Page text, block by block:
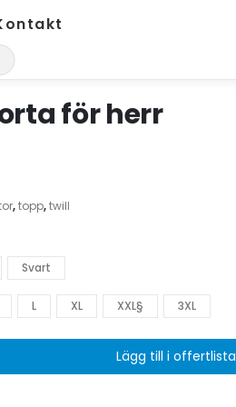
för herr
,topp,twill
Svart
L XL XXL§ 3XL
Lägg till i offertlista